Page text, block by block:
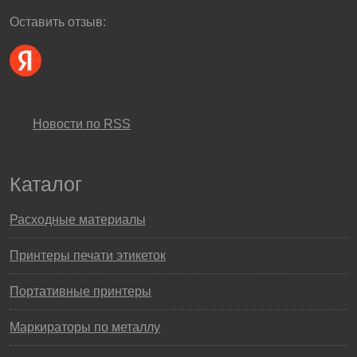
Оставить отзыв:
Новости по RSS
Каталог
Расходные материалы
Принтеры печати этикеток
Портативные принтеры
Маркираторы по металлу